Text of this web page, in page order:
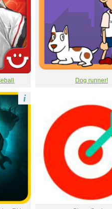
Dog runner!
i